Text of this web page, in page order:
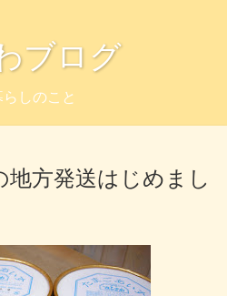
ブログ
しのこと
方発送はじめまし